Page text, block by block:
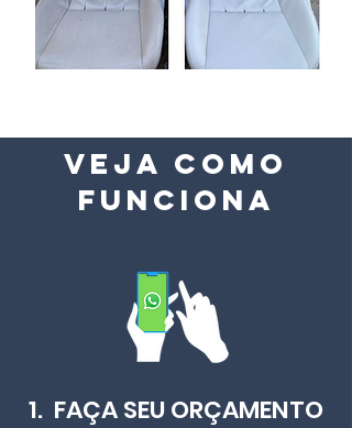
VEJA COMO
FUNCIONA
1. FAÇA SEU ORÇAMENTO